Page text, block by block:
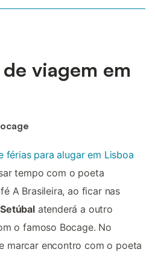
viagem em
férias para alugar em Lisboa
tempo com o poeta
A Brasileira, ao ficar nas
atenderá a outro
o famoso Bocage. No
marcar encontro com o poeta